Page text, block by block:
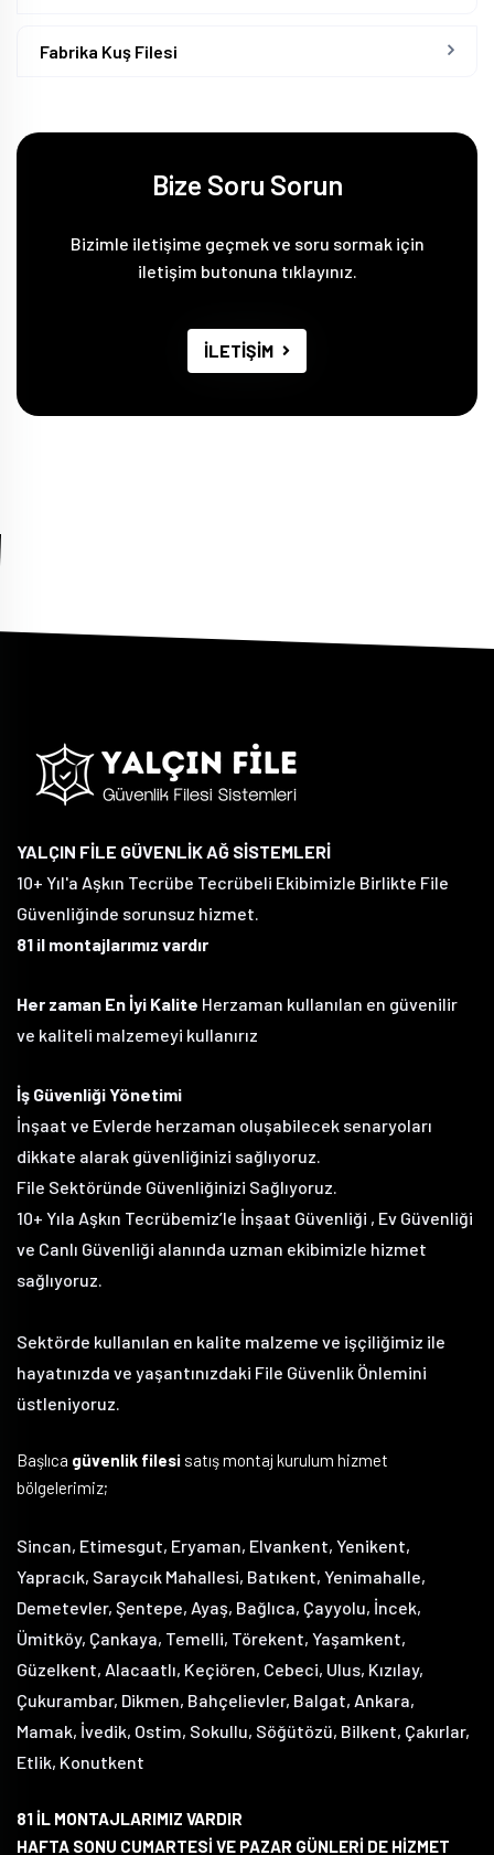
Fabrika Kuş Filesi
Bize Soru Sorun
Bizimle iletişime geçmek ve soru sormak için
iletişim butonuna tıklayınız.
İLETİŞİM
YALÇIN FİLE GÜVENLİK AĞ SİSTEMLERİ
10+ Yıl'a Aşkın Tecrübe Tecrübeli Ekibimizle Birlikte File
Güvenliğinde sorunsuz hizmet.
81 il montajlarımız vardır
Her zaman En İyi Kalite Herzaman kullanılan en güvenilir
ve kaliteli malzemeyi kullanırız
İş Güvenliği Yönetimi
İnşaat ve Evlerde herzaman oluşabilecek senaryoları
dikkate alarak güvenliğinizi sağlıyoruz.
File Sektöründe Güvenliğinizi Sağlıyoruz.
10+ Yıla Aşkın Tecrübemiz’le İnşaat Güvenliği , Ev Güvenliği
ve Canlı Güvenliği alanında uzman ekibimizle hizmet
sağlıyoruz.
Sektörde kullanılan en kalite malzeme ve işçiliğimiz ile
hayatınızda ve yaşantınızdaki File Güvenlik Önlemini
üstleniyoruz.
Başlıca güvenlik filesi satış montaj kurulum hizmet
bölgelerimiz;
Sincan, Etimesgut, Eryaman, Elvankent, Yenikent,
Yapracık, Saraycık Mahallesi, Batıkent, Yenimahalle,
Demetevler, Şentepe, Ayaş, Bağlıca, Çayyolu, İncek,
Ümitköy, Çankaya, Temelli, Törekent, Yaşamkent,
Güzelkent, Alacaatlı, Keçiören, Cebeci, Ulus, Kızılay,
Çukurambar, Dikmen, Bahçelievler, Balgat, Ankara,
Mamak, İvedik, Ostim, Sokullu, Söğütözü, Bilkent, Çakırlar,
Etlik, Konutkent
81 İL MONTAJLARIMIZ VARDIR
HAFTA SONU CUMARTESİ VE PAZAR GÜNLERİ DE HİZMET